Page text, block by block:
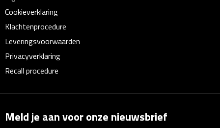
Magneten
Muismatten
Pennen etui's
Pennenhouders
Puntenslijpers
Cookieverklaring
Klachtenprocedure
Leveringsvoorwaarden
Privacyverklaring
Recall procedure
Meld je aan voor onze nieuwsbrief